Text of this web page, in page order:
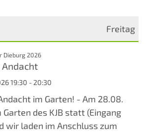
Freitag
2026
Dieburg 2026:
Andacht
19:30 - 20:30
im Garten! - Am 28.08.
des KJB statt (Eingang
wir laden im Anschluss zum